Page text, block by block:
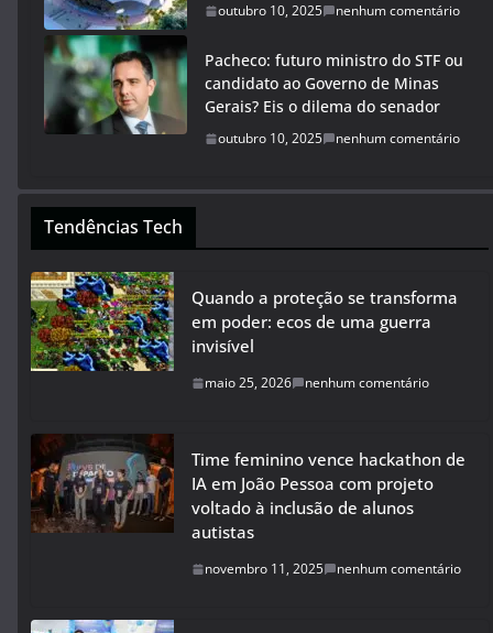
outubro 10, 2025 nenhum comentário
Pacheco: futuro ministro do STF ou
candidato ao Governo de Minas
Gerais? Eis o dilema do senador
outubro 10, 2025 nenhum comentário
Tendências Tech
Quando a proteção se transforma
em poder: ecos de uma guerra
invisível
maio 25, 2026 nenhum comentário
Time feminino vence hackathon de
IA em João Pessoa com projeto
voltado à inclusão de alunos
autistas
novembro 11, 2025 nenhum comentário